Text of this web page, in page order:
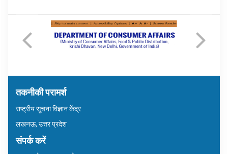
तकनीकी परामर्श
राष्ट्रीय सूचना विज्ञान केंद्र
लखनऊ, उत्तर प्रदेश
संपर्क करें